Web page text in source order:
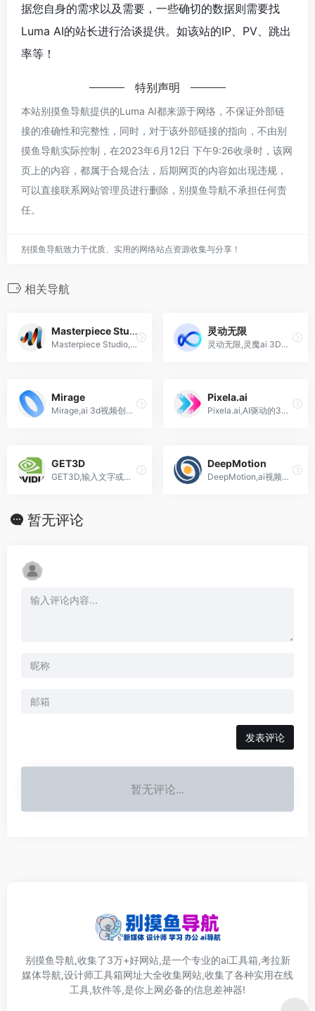
据您自身的需求以及需要，一些确切的数据则需要找
Luma AI的站长进行洽谈提供。如该站的IP、PV、跳出
率等！
特别声明
本站别摸鱼导航提供的Luma AI都来源于网络，不保证外部链
接的准确性和完整性，同时，对于该外部链接的指向，不由别
摸鱼导航实际控制，在2023年6月12日 下午9:26收录时，该网
页上的内容，都属于合规合法，后期网页的内容如出现违规，
可以直接联系网站管理员进行删除，别摸鱼导航不承担任何责
任。
别摸鱼导航致力于优质、实用的网络站点资源收集与分享！
相关导航
Masterpiece Studio
Masterpiece Studio,Masterpiece Studio Pro, 3d ai建模软件
灵动无限
灵动无限,灵魔ai 3D模型的智能生成工具,基于AIGC的批量化、跨平台在线设计工具
Mirage
Mirage,ai 3d视频创作工具
Pixela.ai
Pixela.ai,AI驱动的3D游戏纹理图片生成工具
GET3D
GET3D,输入文字或语音, ai生成一个3D场景
DeepMotion
DeepMotion,ai视频动作捕捉,实时身体追踪,应用于游戏、增强/虚拟现实
暂无评论
发表评论
暂无评论...
别摸鱼导航,收集了3万+好网站,是一个专业的ai工具箱,考拉新
媒体导航,设计师工具箱网址大全收集网站,收集了各种实用在线
工具,软件等,是你上网必备的信息差神器!